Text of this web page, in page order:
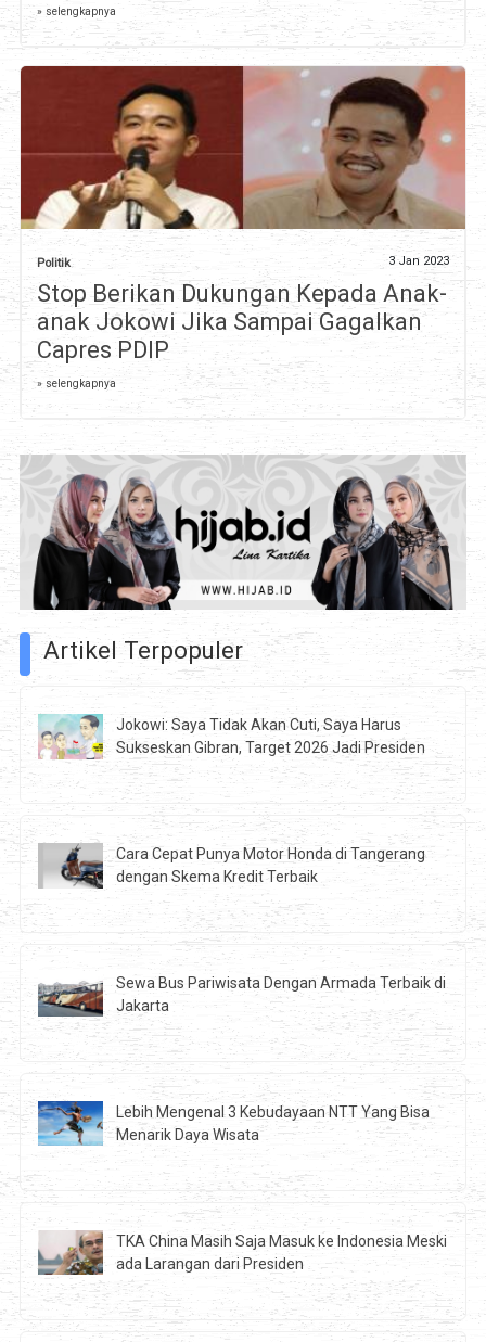
» selengkapnya
Politik 3 Jan 2023
Stop Berikan Dukungan Kepada Anak-
anak Jokowi Jika Sampai Gagalkan
Capres PDIP
» selengkapnya
Artikel Terpopuler
Jokowi: Saya Tidak Akan Cuti, Saya Harus
Sukseskan Gibran, Target 2026 Jadi Presiden
Cara Cepat Punya Motor Honda di Tangerang
dengan Skema Kredit Terbaik
Sewa Bus Pariwisata Dengan Armada Terbaik di
Jakarta
Lebih Mengenal 3 Kebudayaan NTT Yang Bisa
Menarik Daya Wisata
TKA China Masih Saja Masuk ke Indonesia Meski
ada Larangan dari Presiden